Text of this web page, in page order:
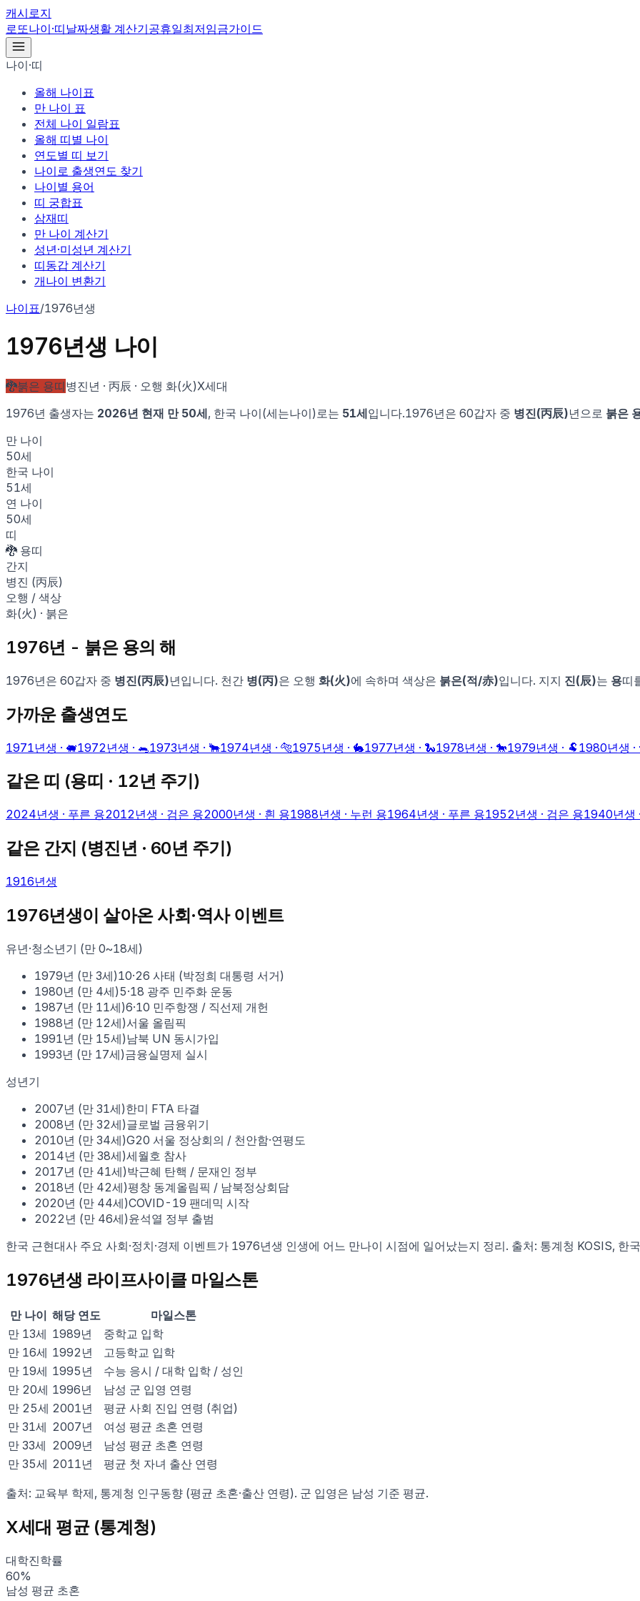
캐시로지
로또나이·띠날짜생활 계산기공휴일최저임금가이드
나이·띠
올해 나이표
만 나이 표
전체 나이 일람표
올해 띠별 나이
연도별 띠 보기
나이로 출생연도 찾기
나이별 용어
띠 궁합표
삼재띠
만 나이 계산기
성년·미성년 계산기
띠동갑 계산기
개나이 변환기
나이표/1976년생
1976년생 나이
🐉붉은 용띠병진 년 · 丙辰 · 오행 화(火)X세대
1976년 출생자는 2026년 현재 만 50세, 한국 나이(세는나이)로는 51세입니다.1976년은 60갑자 중 병진(丙辰)년으로 붉은
만 나이
50세
한국 나이
51세
연 나이
50세
띠
🐉 용띠
간지
병진 (丙辰)
오행 / 색상
화(火) · 붉은
1976년 - 붉은 용의 해
1976년은 60갑자 중 병진(丙辰)년입니다. 천간 병(丙)은 오행 화(火)에 속하며 색상은 붉은(적/赤)입니다. 지지 진(辰)는 용띠
가까운 출생연도
1971년생 · 🐖1972 년생 · 🐀1973년생 · 🐂1974년생 · 🐅1975 년생 · 🐇1977년생 · 🐍1978년생 · 🐎1979년생 · 🐏 1980년생 ·
같은 띠 (용띠 · 12년 주기)
2024년생 · 푸른 용2012년생 · 검은 용2000년생 · 흰 용1988년생 · 누런 용1964년생 · 푸른 용1952년생 · 검은 용1940년생
같은 간지 (병진년 · 60년 주기)
1916년생
1976년생이 살아온 사회·역사 이벤트
유년·청소년기 (만 0~18세)
1979년 (만 3세)10·26 사태 (박정희 대통령 서거)
1980년 (만 4세)5·18 광주 민주화 운동
1987년 (만 11세)6·10 민주항쟁 / 직선제 개헌
1988년 (만 12세)서울 올림픽
1991년 (만 15세) 남북 UN 동시가입
1993년 (만 17세)금융실명제 실시
성년기
2007년 (만 31세)한미 FTA 타결
2008년 (만 32세)글로벌 금융위기
2010년 (만 34세)G20 서울 정상회의 / 천안함·연평도
2014년 (만 38세)세월호 참사
2017년 (만 41세)박근혜 탄핵 / 문재인 정부
2018년 (만 42세)평창 동계올림픽 / 남북정상회담
2020년 (만 44세)COVID-19 팬데믹 시작
2022 년 (만 46세)윤석열 정부 출범
한국 근현대사 주요 사회·정치·경제 이벤트가 1976년생 인생에 어느 만나이 시점에 일어났는지 정리. 출처: 통계청 KOSIS, 한
1976년생 라이프사이클 마일스톤
만 나이 해당 연도
마일스톤
만 13세 1989년
중학교 입학
만 16세 1992 년
고등학교 입학
만 19세 1995 년
수능 응시 / 대학 입학 / 성인
만 20세 1996년
남성 군 입영 연령
만 25세 2001년
평균 사회 진입 연령 (취업)
만 31세 2007년
여성 평균 초혼 연령
만 33세 2009년
남성 평균 초혼 연령
만 35세 2011년 평균 첫 자녀 출산 연령
출처: 교육부 학제, 통계청 인구동향 (평균 초혼·출산 연령). 군 입영은 남성 기준 평균.
X세대 평균 (통계청)
대학진학률
60%
남성 평균 초혼